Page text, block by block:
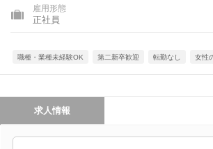
雇用形態
正社員
職種・業種未経験OK 第二新卒歓迎 転勤なし 女性
求人情報